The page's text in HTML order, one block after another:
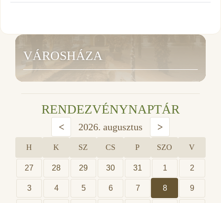
VÁROSHÁZA
RENDEZVÉNYNAPTÁR
< 2026. augusztus >
H K SZ CS P SZO V
27 28 29 30 31 1 2
3 4 5 6 7 8 9